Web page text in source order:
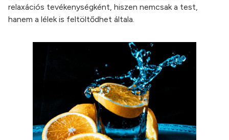
relaxációs tevékenységként, hiszen nemcsak a test,
hanem a lélek is feltöltődhet általa.